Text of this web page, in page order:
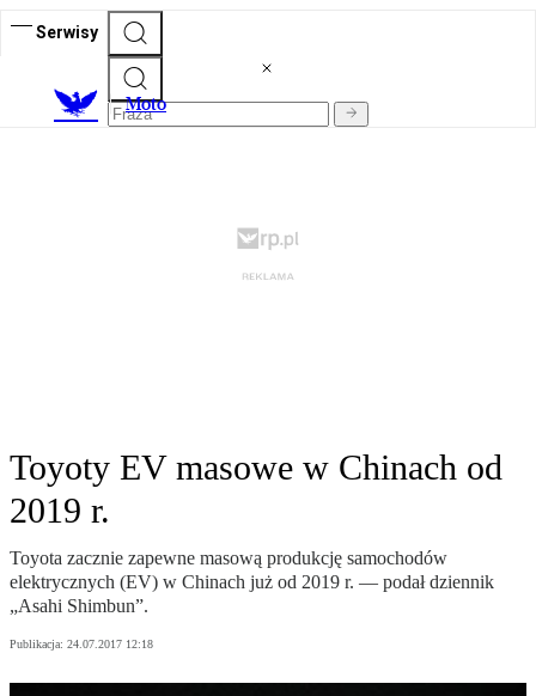
Serwisy
Moto
Toyoty EV masowe w Chinach od
2019 r.
Toyota zacznie zapewne masową produkcję samochodów
elektrycznych (EV) w Chinach już od 2019 r. — podał dziennik
„Asahi Shimbun”.
Publikacja: 24.07.2017 12:18